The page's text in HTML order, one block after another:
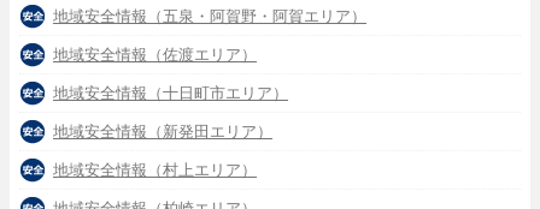
地域安全情報（五泉・阿賀野・阿賀エリア）
地域安全情報（佐渡エリア）
地域安全情報（十日町市エリア）
地域安全情報（新発田エリア）
地域安全情報（村上エリア）